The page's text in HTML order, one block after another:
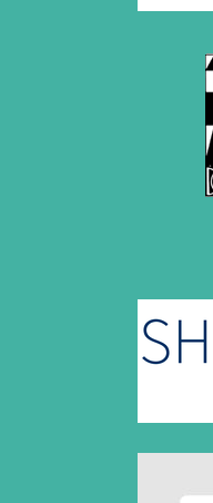
August 2008 (3 Einträge)
Januar 2008 (3 Einträge)
November 2007 (3
Juli 2007 (3 Einträge)
Juni 2007 (6 Einträge)
Mai 2007 (2 Einträge)
April 2007 (2 Einträge)
Dezember 2006 (4